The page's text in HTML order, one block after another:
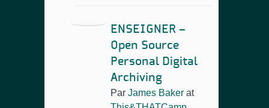
ENSEIGNER –
Open Source
Personal Digital
Archiving
Par James Baker at